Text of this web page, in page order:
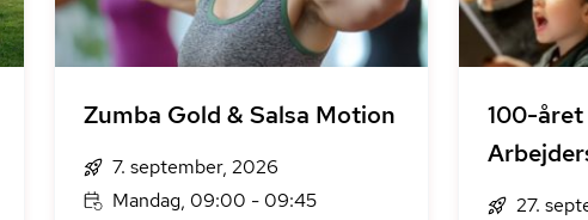
Zumba Gold & Salsa Motion
7. september, 2026
Mandag, 09:00 - 09:45
100-
27.